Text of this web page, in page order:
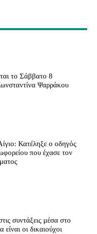
το Σάββατο 8
Ψαρράκου
Κατέληξε ο οδηγός
που έχασε τον
συντάξεις μέσα στο
οι δικαιούχοι